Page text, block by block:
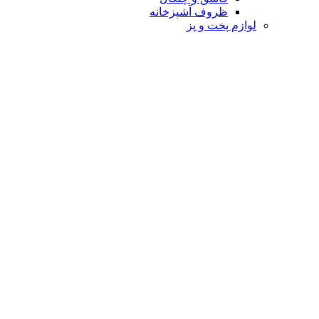
ظروف آشپزخانه
لوازم پخت و پز